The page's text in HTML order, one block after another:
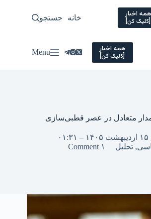
همه اخبار
[کلیک کن] خانه سیاسی
جستجو
همه اخبار
[کلیک کن] Menu
متعادل در عصر قطبی‌سازی
,تحلیل ۱ Comment